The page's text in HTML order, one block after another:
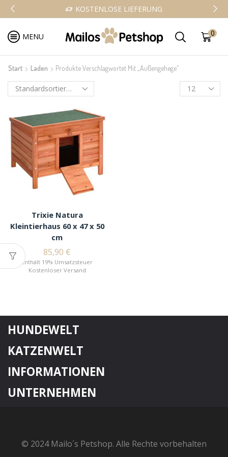
KOSTENLOSE LIEFERUNG
MENU 0
Start Laden Produkte Verschlagwortet Mit „Außengehege“
Trixie Natura
Kleintierhaus 60 x 47 x 50
cm
85,90 €
Enthält 19% Umsatzsteuer
Kostenloser Versand
HUNDEWELT
KATZENWELT
INFORMATIONEN
UNTERNEHMEN
© 2024 Mailo´s Petshop. Alle Rechte vorbehalten